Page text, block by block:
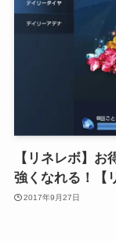
【リネレボ】
強くなれる！【
2017年9月27日